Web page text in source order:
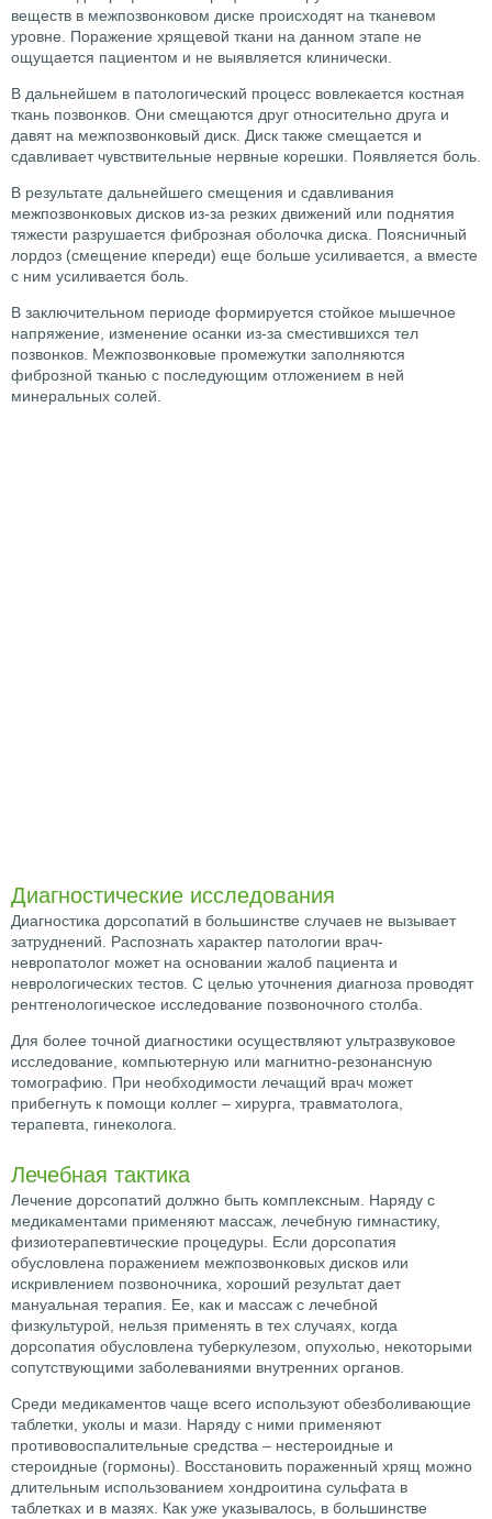
веществ в межпозвонковом диске происходят на тканевом
уровне. Поражение хрящевой ткани на данном этапе не
ощущается пациентом и не выявляется клинически.
В дальнейшем в патологический процесс вовлекается костная
ткань позвонков. Они смещаются друг относительно друга и
давят на межпозвонковый диск. Диск также смещается и
сдавливает чувствительные нервные корешки. Появляется боль.
В результате дальнейшего смещения и сдавливания
межпозвонковых дисков из-за резких движений или поднятия
тяжести разрушается фиброзная оболочка диска. Поясничный
лордоз (смещение кпереди) еще больше усиливается, а вместе
с ним усиливается боль.
В заключительном периоде формируется стойкое мышечное
напряжение, изменение осанки из-за сместившихся тел
позвонков. Межпозвонковые промежутки заполняются
фиброзной тканью с последующим отложением в ней
минеральных солей.
Диагностические исследования
Диагностика дорсопатий в большинстве случаев не вызывает
затруднений. Распознать характер патологии врач-
невропатолог может на основании жалоб пациента и
неврологических тестов. С целью уточнения диагноза проводят
рентгенологическое исследование позвоночного столба.
Для более точной диагностики осуществляют ультразвуковое
исследование, компьютерную или магнитно-резонансную
томографию. При необходимости лечащий врач может
прибегнуть к помощи коллег – хирурга, травматолога,
терапевта, гинеколога.
Лечебная тактика
Лечение дорсопатий должно быть комплексным. Наряду с
медикаментами применяют массаж, лечебную гимнастику,
физиотерапевтические процедуры. Если дорсопатия
обусловлена поражением межпозвонковых дисков или
искривлением позвоночника, хороший результат дает
мануальная терапия. Ее, как и массаж с лечебной
физкультурой, нельзя применять в тех случаях, когда
дорсопатия обусловлена туберкулезом, опухолью, некоторыми
сопутствующими заболеваниями внутренних органов.
Среди медикаментов чаще всего используют обезболивающие
таблетки, уколы и мази. Наряду с ними применяют
противовоспалительные средства – нестероидные и
стероидные (гормоны). Восстановить пораженный хрящ можно
длительным использованием хондроитина сульфата в
таблетках и в мазях. Как уже указывалось, в большинстве